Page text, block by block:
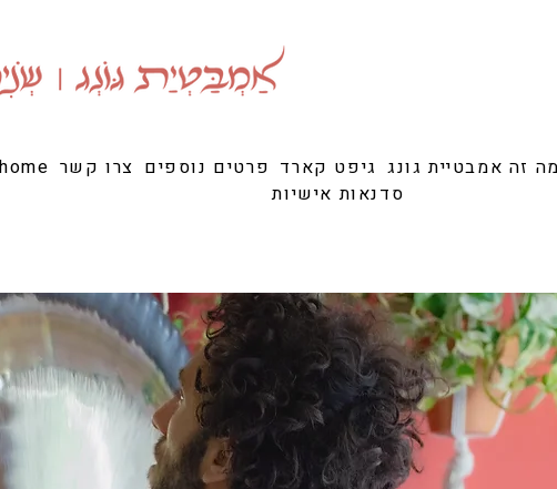
מה זה אמבטיית גונג גיפט קארד פרטים נוספים צרו קשר home
סדנאות אישיות